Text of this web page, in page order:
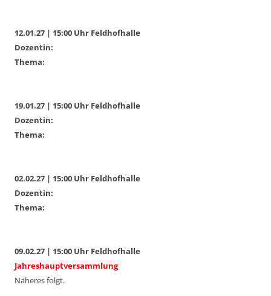
12.01.27 | 15:00 Uhr Feldhofhalle
Dozentin:
Thema:
19.01.27 | 15:00 Uhr Feldhofhalle
Dozentin:
Thema:
02.02.27 | 15:00 Uhr Feldhofhalle
Dozentin:
Thema:
09.02.27 | 15:00 Uhr Feldhofhalle
Jahreshauptversammlung
Näheres folgt.